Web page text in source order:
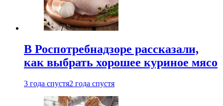
В Роспотребнадзоре рассказали,
как выбрать хорошее куриное мясо
3 года спустя2 года спустя